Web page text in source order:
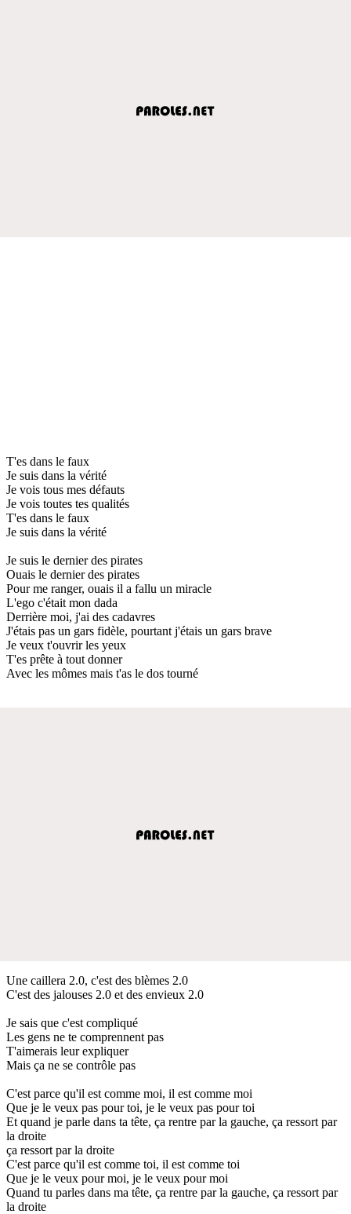
T'es dans le faux
Je suis dans la vérité
Je vois tous mes défauts
Je vois toutes tes qualités
T'es dans le faux
Je suis dans la vérité
Je suis le dernier des pirates
Ouais le dernier des pirates
Pour me ranger, ouais il a fallu un miracle
L'ego c'était mon dada
Derrière moi, j'ai des cadavres
J'étais pas un gars fidèle, pourtant j'étais un gars brave
Je veux t'ouvrir les yeux
T'es prête à tout donner
Avec les mômes mais t'as le dos tourné
Une caillera 2.0, c'est des blèmes 2.0
C'est des jalouses 2.0 et des envieux 2.0
Je sais que c'est compliqué
Les gens ne te comprennent pas
T'aimerais leur expliquer
Mais ça ne se contrôle pas
C'est parce qu'il est comme moi, il est comme moi
Que je le veux pas pour toi, je le veux pas pour toi
Et quand je parle dans ta tête, ça rentre par la gauche, ça ressort par
la droite
ça ressort par la droite
C'est parce qu'il est comme toi, il est comme toi
Que je le veux pour moi, je le veux pour moi
Quand tu parles dans ma tête, ça rentre par la gauche, ça ressort par
la droite